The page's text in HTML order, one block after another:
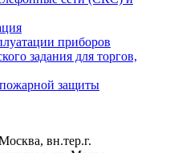
приборов
задания для торгов,
защиты
вн.тер.г.